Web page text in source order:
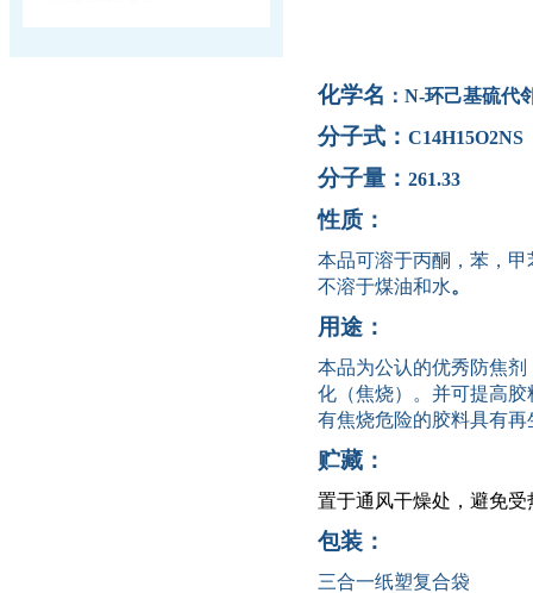
化学名 ： N-环己基硫代
分子式： C14H15O2NS
分子量： 261.33
性质：
本品可溶于丙酮，苯，
不溶于煤油和水。
用途：
本品为公认的优秀防焦
化（焦烧）。并可提高
有焦烧危险的胶料具有再
贮藏：
置于通风干燥处，避免
包装：
三合一纸塑复合袋